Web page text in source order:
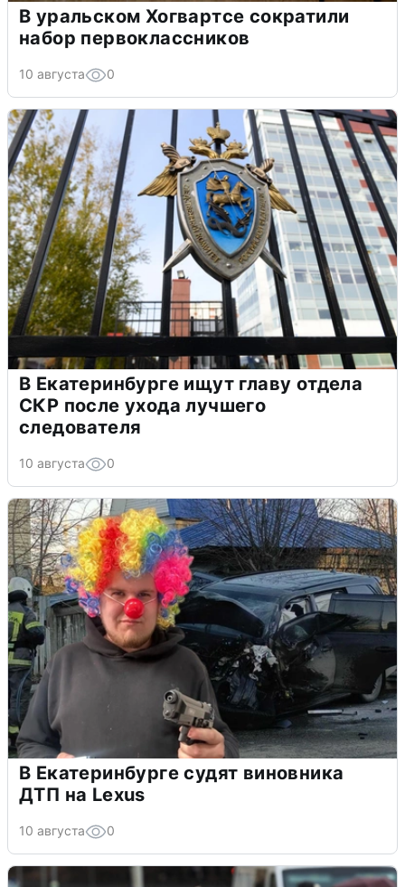
В уральском Хогвартсе сократили
набор первоклассников
10 августа 0
В Екатеринбурге ищут главу отдела
СКР после ухода лучшего
следователя
10 августа 0
В Екатеринбурге судят виновника
ДТП на Lexus
10 августа 0